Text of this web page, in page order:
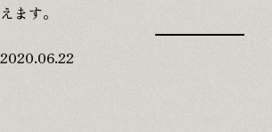
えます。
2020.06.22